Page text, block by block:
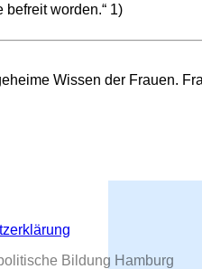
befreit worden.“ 1)
Wissen der Frauen.
Bildung Hamburg